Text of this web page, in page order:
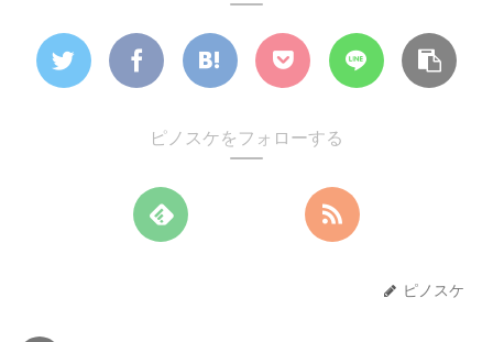
ピノスケをフォローする
ピノスケ